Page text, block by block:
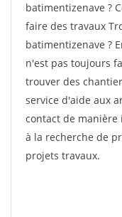
batimentizenave ?
faire des travaux
batimentizenave ?
n'est pas toujours
trouver des
service d'aide aux
contact de manière
à la recherche de
projets travaux.